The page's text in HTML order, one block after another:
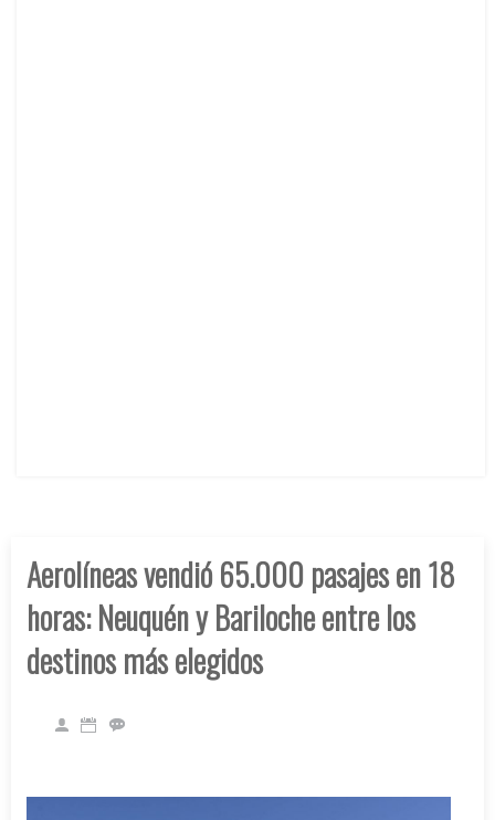
Aerolíneas vendió 65.000 pasajes en 18
horas: Neuquén y Bariloche entre los
destinos más elegidos